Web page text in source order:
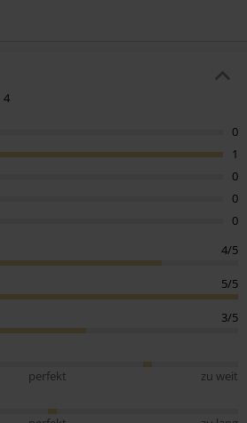
4
0
1
0
0
0
4/5
5/5
3/5
perfekt
zu weit